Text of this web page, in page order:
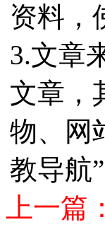
资料，
3.文章
文章，
物、网
教导航”
上一篇：